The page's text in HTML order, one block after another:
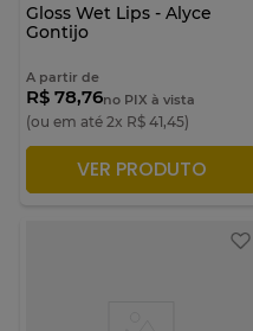
Gloss Wet Lips - Alyce
Gontijo
A partir de
R$ 78,76no PIX à vista
(ou em até 2x R$ 41,45)
ADICIONAR À SACOLA
VER PRODUTO